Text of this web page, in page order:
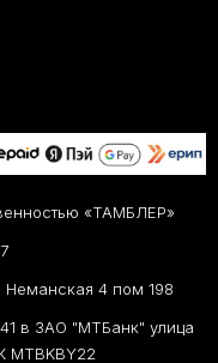
«ТАМБЛЕР»
Неманская 4 пом 198
в ЗАО "МТБанк" улица
MTBKBY22